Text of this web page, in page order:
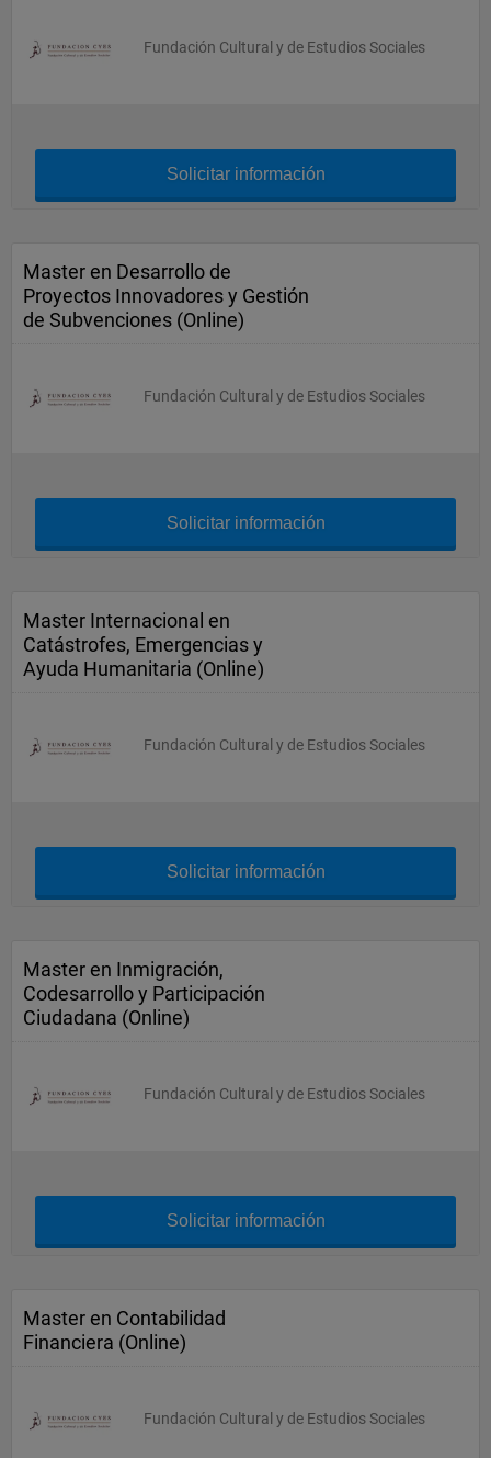
Fundación Cultural y de Estudios Sociales
Solicitar información
Master en Desarrollo de
Proyectos Innovadores y Gestión
de Subvenciones (Online)
Fundación Cultural y de Estudios Sociales
Solicitar información
Master Internacional en
Catástrofes, Emergencias y
Ayuda Humanitaria (Online)
Fundación Cultural y de Estudios Sociales
Solicitar información
Master en Inmigración,
Codesarrollo y Participación
Ciudadana (Online)
Fundación Cultural y de Estudios Sociales
Solicitar información
Master en Contabilidad
Financiera (Online)
Fundación Cultural y de Estudios Sociales